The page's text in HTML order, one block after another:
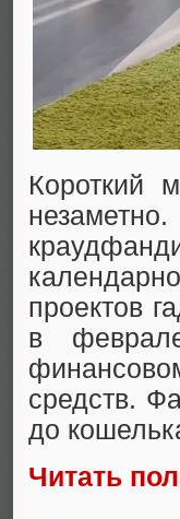
Короткий
проектов
в
средств.
до
Читать